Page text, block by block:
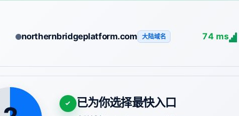
northernbridgeplatform.com 大陆域名 74 ms
已为你选择最快入口